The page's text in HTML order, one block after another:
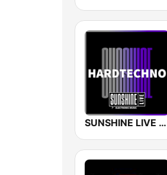
SUNSHINE LIVE - Hardtechno